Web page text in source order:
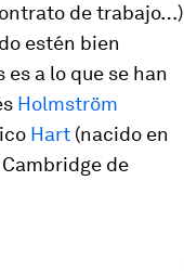
de trabajo…)
estén bien
a lo que se han
Holmström
Hart (nacido en
de